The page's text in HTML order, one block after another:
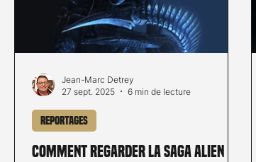
Comment regarder la saga Alien
Reportages
Jean-Marc Detrey
27 sept. 2025
6 min de lecture